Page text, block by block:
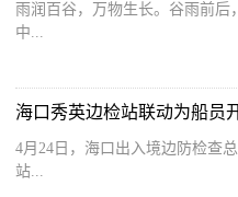
雨润百谷，万物生长。谷雨前后
中...
海口秀英边检站联动为船员
4月24日，海口出入境边防检查
站...